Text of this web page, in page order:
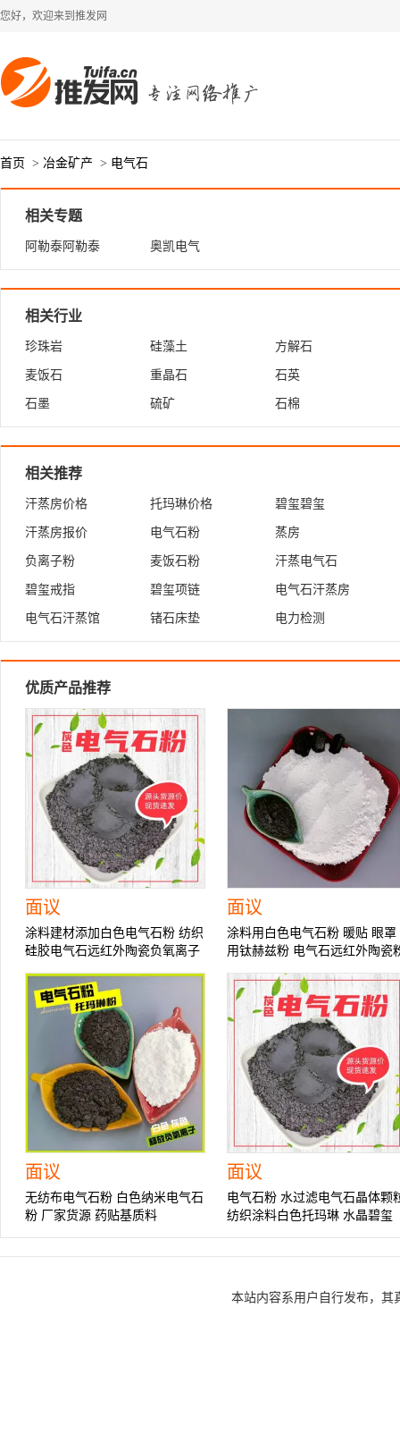
您好，欢迎来到推发网
首页 > 冶金矿产 > 电气石
相关专题
阿勒泰阿勒泰 奥凯电气
相关行业
珍珠岩 硅藻土 方解石
麦饭石 重晶石 石英
石墨 硫矿 石棉
相关推荐
汗蒸房价格 托玛琳价格 碧玺碧玺
汗蒸房报价 电气石粉 蒸房
负离子粉 麦饭石粉 汗蒸电气石
碧玺戒指 碧玺项链 电气石汗蒸房
电气石汗蒸馆 锗石床垫 电力检测
优质产品推荐
面议
涂料建材添加白色电气石粉 纺织
硅胶电气石远红外陶瓷负氧离子
面议
涂料用白色电气石粉 暖贴 眼罩
用钛赫兹粉 电气石远红外陶瓷
面议
无纺布电气石粉 白色纳米电气石
粉 厂家货源 药贴基质料
面议
电气石粉 水过滤电气石晶体颗
纺织涂料白色托玛琳 水晶碧玺
本站内容系用户自行发布，其